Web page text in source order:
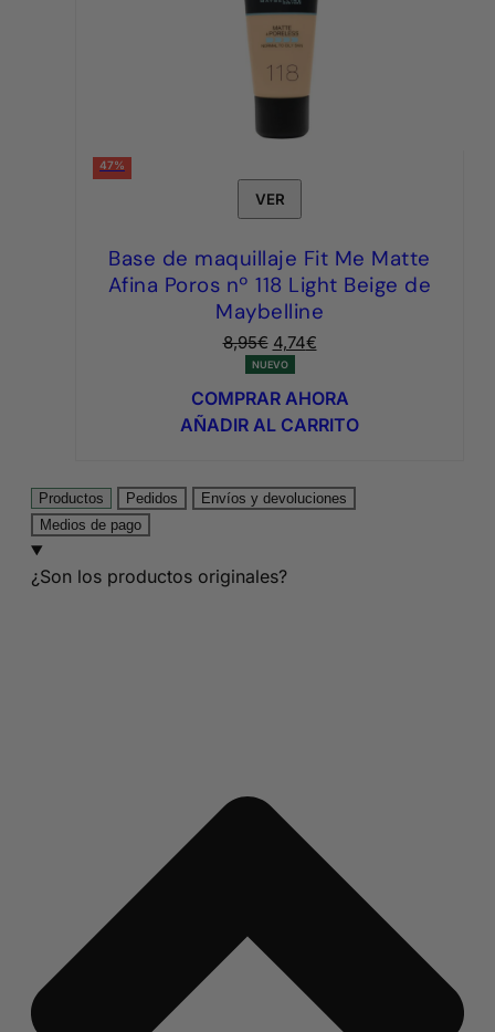
47%
VER
Base de maquillaje Fit Me Matte
Afina Poros nº 118 Light Beige de
Maybelline
8,95€ El
precio
original
era:
8,95€.
4,74€El
actual
es:
4,74€.
NUEVO
COMPRAR AHORA
AÑADIR AL CARRITO
Productos Pedidos
Envíos y devoluciones
Medios de pago
¿Son los productos originales?